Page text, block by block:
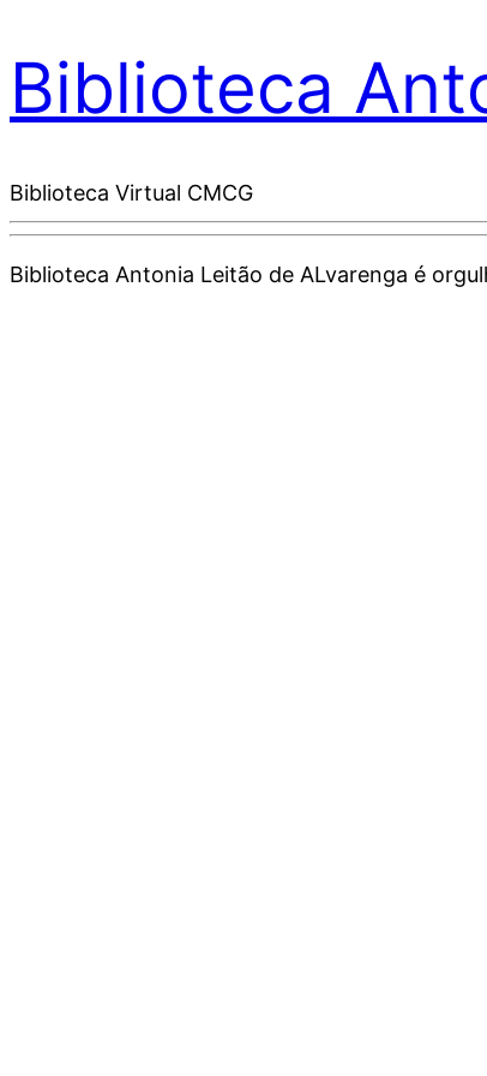
Biblioteca
Biblioteca Virtual CMCG
Biblioteca Antonia Leitão de ALvarenga é